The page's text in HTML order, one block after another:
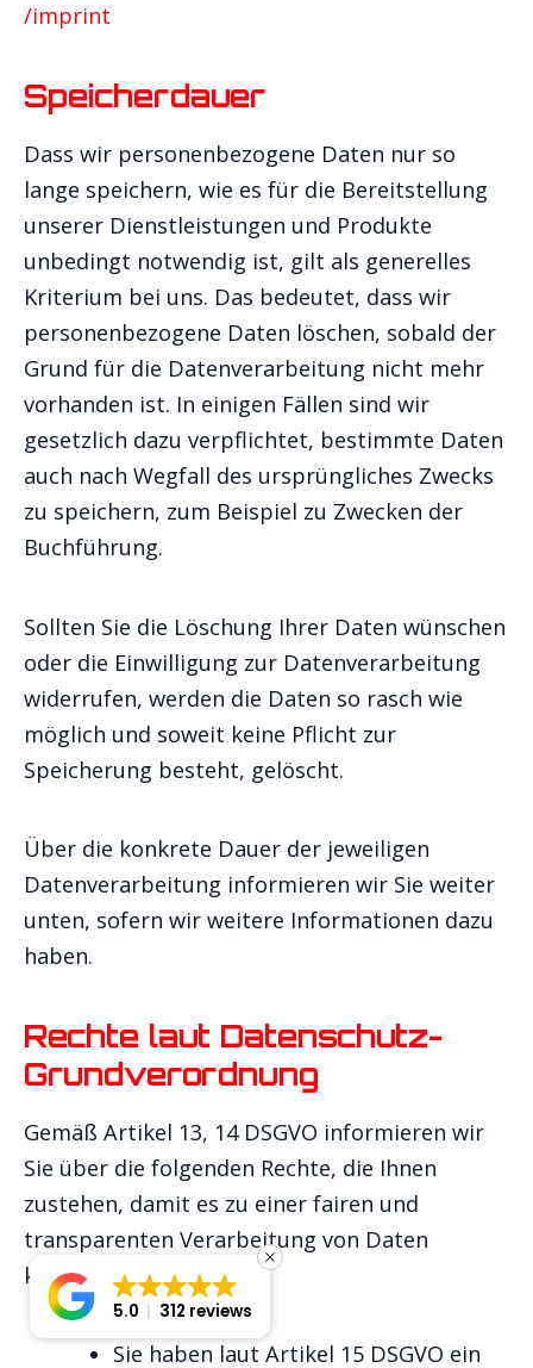
/imprint
Speicherdauer
Dass wir personenbezogene Daten nur so
lange speichern, wie es für die Bereitstellung
unserer Dienstleistungen und Produkte
unbedingt notwendig ist, gilt als generelles
Kriterium bei uns. Das bedeutet, dass wir
personenbezogene Daten löschen, sobald der
Grund für die Datenverarbeitung nicht mehr
vorhanden ist. In einigen Fällen sind wir
gesetzlich dazu verpflichtet, bestimmte Daten
auch nach Wegfall des ursprüngliches Zwecks
zu speichern, zum Beispiel zu Zwecken der
Buchführung.
Sollten Sie die Löschung Ihrer Daten wünschen
oder die Einwilligung zur Datenverarbeitung
widerrufen, werden die Daten so rasch wie
möglich und soweit keine Pflicht zur
Speicherung besteht, gelöscht.
Über die konkrete Dauer der jeweiligen
Datenverarbeitung informieren wir Sie weiter
unten, sofern wir weitere Informationen dazu
haben.
Rechte laut Datenschutz-
Grundverordnung
Gemäß Artikel 13, 14 DSGVO informieren wir
Sie über die folgenden Rechte, die Ihnen
zustehen, damit es zu einer fairen und
transparenten Verarbeitung von Daten
kommt:
Sie haben laut Artikel 15 DSGVO ein
5.0 312 reviews